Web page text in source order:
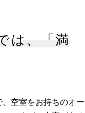
は、「満
空室をお持ちのオー